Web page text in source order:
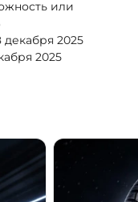
или
декабря 2025
2025